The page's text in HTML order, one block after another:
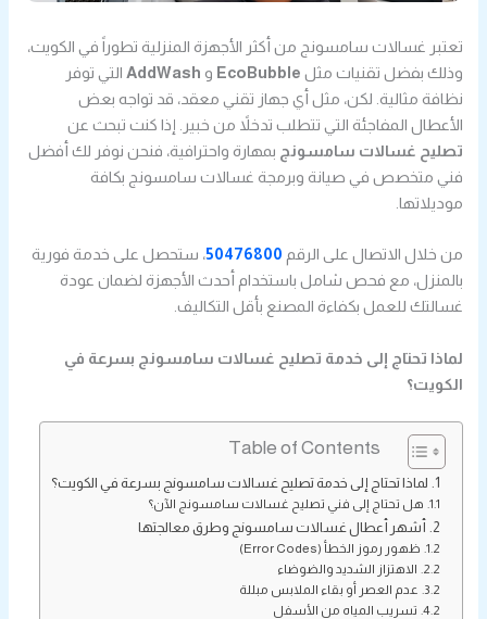
تعتبر غسالات سامسونج من أكثر الأجهزة المنزلية تطوراً في الكويت،
وذلك بفضل تقنيات مثل EcoBubble و AddWash التي توفر
نظافة مثالية. لكن، مثل أي جهاز تقني معقد، قد تواجه بعض
الأعطال المفاجئة التي تتطلب تدخلاً من خبير. إذا كنت تبحث عن
تصليح غسالات سامسونج بمهارة واحترافية، فنحن نوفر لك أفضل
فني متخصص في صيانة وبرمجة غسالات سامسونج بكافة
موديلاتها.
من خلال الاتصال على الرقم 50476800، ستحصل على خدمة فورية
بالمنزل، مع فحص شامل باستخدام أحدث الأجهزة لضمان عودة
غسالتك للعمل بكفاءة المصنع بأقل التكاليف.
لماذا تحتاج إلى خدمة تصليح غسالات سامسونج بسرعة في
الكويت؟
Table of Contents
لماذا تحتاج إلى خدمة تصليح غسالات سامسونج بسرعة في الكويت؟
هل تحتاج إلى فني تصليح غسالات سامسونج الآن؟
أشهر أعطال غسالات سامسونج وطرق معالجتها
ظهور رموز الخطأ (Error Codes)
الاهتزاز الشديد والضوضاء
عدم العصر أو بقاء الملابس مبللة
تسريب المياه من الأسفل